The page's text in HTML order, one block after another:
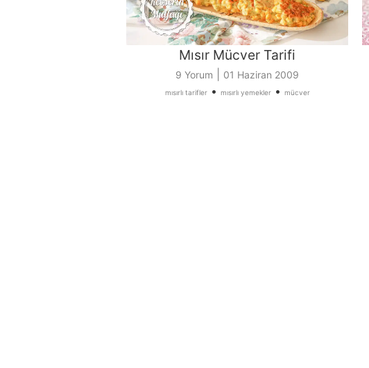
Mısır Mücver Tarifi
9 Yorum 01 Haziran 2009
mısırlı tarifler• mısırlı yemekler• mücver